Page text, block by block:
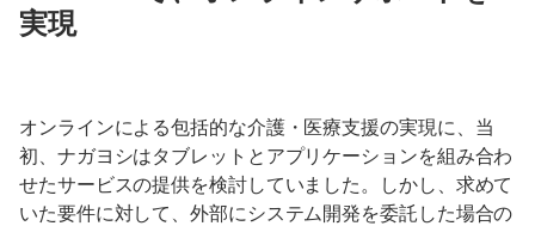
実現
オンラインによる包括的な介護・医療支援の実現に、当
初、ナガヨシはタブレットとアプリケーションを組み合わ
せたサービスの提供を検討していました。しかし、求めて
いた要件に対して、外部にシステム開発を委託した場合の